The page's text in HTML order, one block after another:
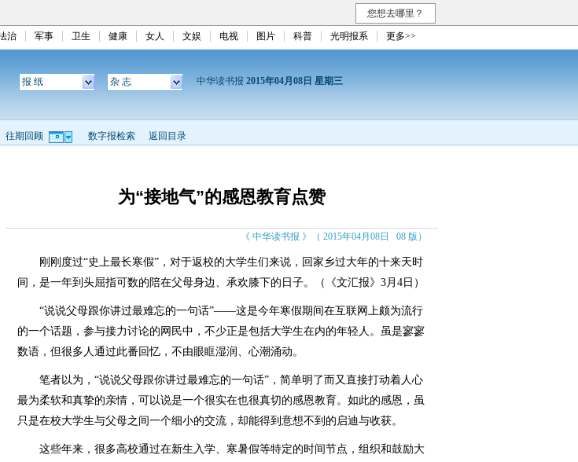
您想去哪里？
治 军事 卫生 健康 女人 文娱 电视 图片 科普 光明报系 更多>>
报 纸 杂 志 中华读书报 2015年04月08日 星期三
往期回顾 数字报检索 返回目录
为“接地气”的感恩教育点赞
《 中华读书报 》（ 2015年04月08日 08 版）
刚刚度过“史上最长寒假”，对于返校的大学生们来说，回家乡过大年的十来天时
间，是一年到头屈指可数的陪在父母身边、承欢膝下的日子。（《文汇报》3月4日）
“说说父母跟你讲过最难忘的一句话”——这是今年寒假期间在互联网上颇为流行
的一个话题，参与接力讨论的网民中，不少正是包括大学生在内的年轻人。虽是寥寥
数语，但很多人通过此番回忆，不由眼眶湿润、心潮涌动。
笔者以为，“说说父母跟你讲过最难忘的一句话”，简单明了而又直接打动着人心
最为柔软和真挚的亲情，可以说是一个很实在也很真切的感恩教育。如此的感恩，虽
只是在校大学生与父母之间一个细小的交流，却能得到意想不到的启迪与收获。
这些年来，很多高校通过在新生入学、寒暑假等特定的时间节点，组织和鼓励大